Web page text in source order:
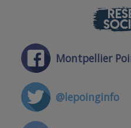
Montpellier
@lepoinginfo